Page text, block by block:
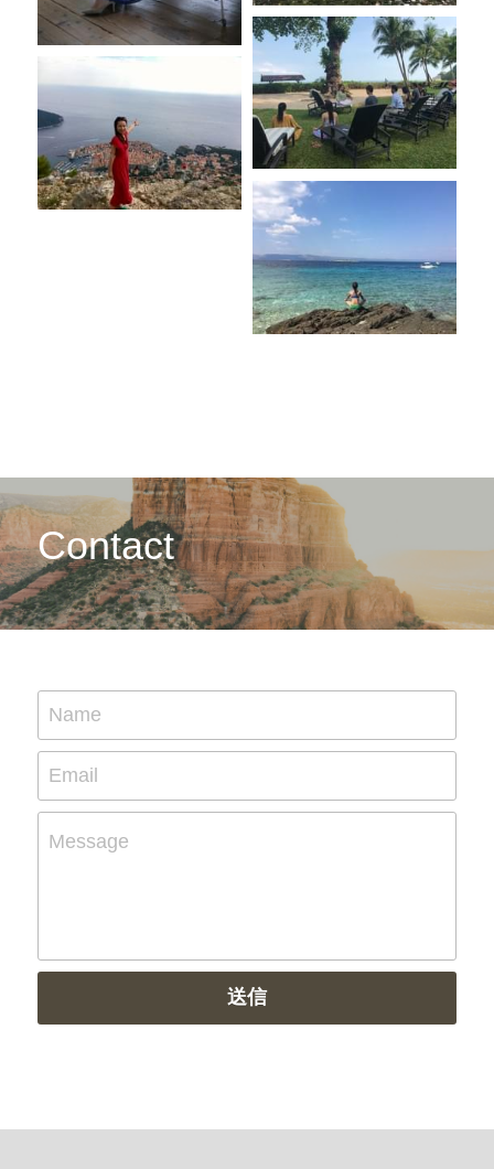
Contact
Name
Email
Message
送信